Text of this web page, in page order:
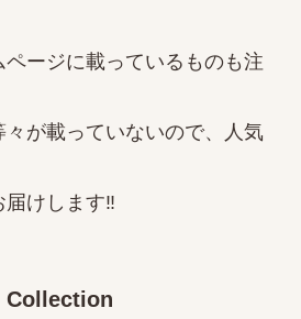
ページに載っているものも注
が載っていないので、人気
届けします‼
Collection